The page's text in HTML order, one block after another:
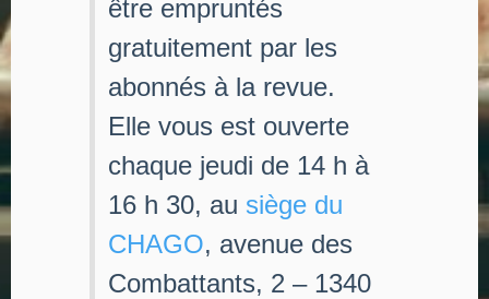
être empruntés
gratuitement par les
abonnés à la revue.
Elle vous est ouverte
chaque jeudi de 14 h à
16 h 30, au siège du
CHAGO, avenue des
Combattants, 2 – 1340